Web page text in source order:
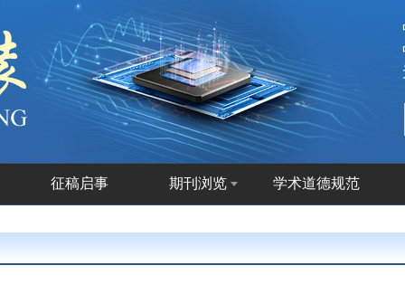
征稿启事 期刊浏览 学术道德规范